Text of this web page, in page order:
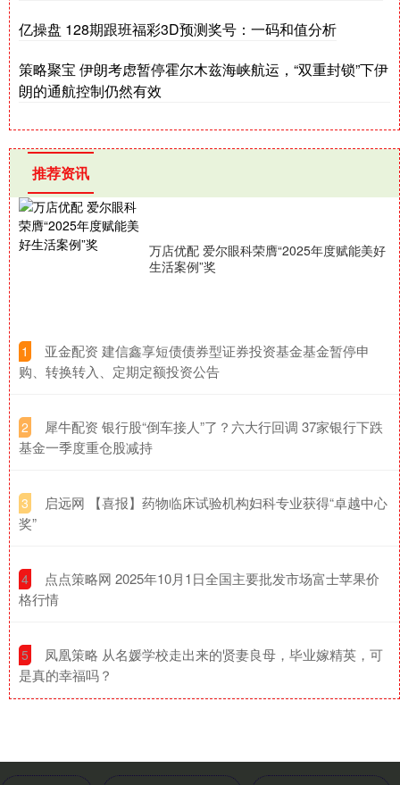
亿操盘 128期跟班福彩3D预测奖号：一码和值分析
策略聚宝 伊朗考虑暂停霍尔木兹海峡航运，“双重封锁”下伊
朗的通航控制仍然有效
推荐资讯
万店优配 爱尔眼科荣膺“2025年度赋能美好
生活案例”奖
1
​亚金配资 建信鑫享短债债券型证券投资基金基金暂停申
购、转换转入、定期定额投资公告
2
​犀牛配资 银行股“倒车接人”了？六大行回调 37家银行下跌
基金一季度重仓股减持
3
​启远网 【喜报】药物临床试验机构妇科专业获得“卓越中心
奖”
4
​点点策略网 2025年10月1日全国主要批发市场富士苹果价
格行情
5
​凤凰策略 从名媛学校走出来的贤妻良母，毕业嫁精英，可
是真的幸福吗？